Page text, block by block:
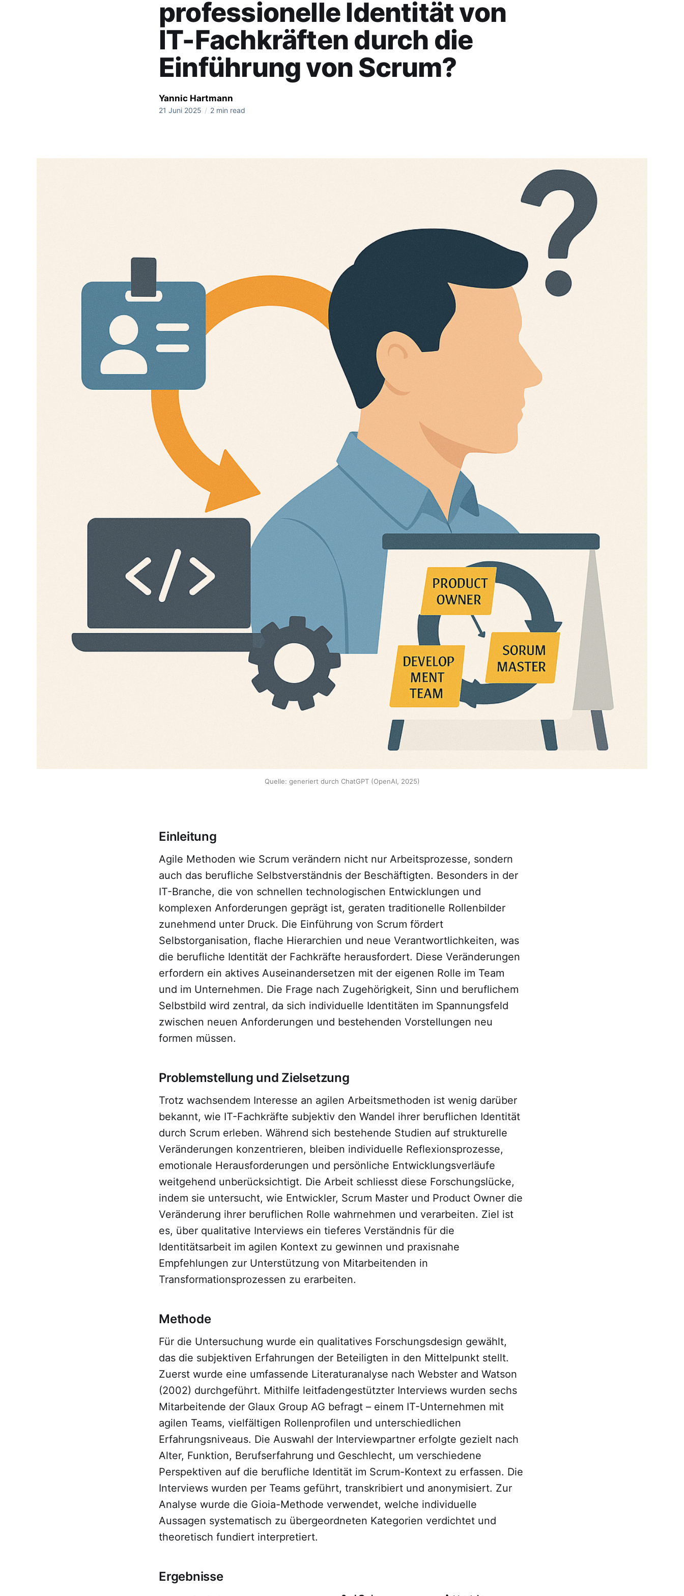
professionelle Identität von
IT-Fachkräften durch die
Einführung von Scrum?
Yannic Hartmann
21 Juni 2025 / 2 min read
Quelle: generiert durch ChatGPT (OpenAI, 2025)
Einleitung
Agile Methoden wie Scrum verändern nicht nur Arbeitsprozesse, sondern
auch das berufliche Selbstverständnis der Beschäftigten. Besonders in der
IT-Branche, die von schnellen technologischen Entwicklungen und
komplexen Anforderungen geprägt ist, geraten traditionelle Rollenbilder
zunehmend unter Druck. Die Einführung von Scrum fördert
Selbstorganisation, flache Hierarchien und neue Verantwortlichkeiten, was
die berufliche Identität der Fachkräfte herausfordert. Diese Veränderungen
erfordern ein aktives Auseinandersetzen mit der eigenen Rolle im Team
und im Unternehmen. Die Frage nach Zugehörigkeit, Sinn und beruflichem
Selbstbild wird zentral, da sich individuelle Identitäten im Spannungsfeld
zwischen neuen Anforderungen und bestehenden Vorstellungen neu
formen müssen.
Problemstellung und Zielsetzung
Trotz wachsendem Interesse an agilen Arbeitsmethoden ist wenig darüber
bekannt, wie IT-Fachkräfte subjektiv den Wandel ihrer beruflichen Identität
durch Scrum erleben. Während sich bestehende Studien auf strukturelle
Veränderungen konzentrieren, bleiben individuelle Reflexionsprozesse,
emotionale Herausforderungen und persönliche Entwicklungsverläufe
weitgehend unberücksichtigt. Die Arbeit schliesst diese Forschungslücke,
indem sie untersucht, wie Entwickler, Scrum Master und Product Owner die
Veränderung ihrer beruflichen Rolle wahrnehmen und verarbeiten. Ziel ist
es, über qualitative Interviews ein tieferes Verständnis für die
Identitätsarbeit im agilen Kontext zu gewinnen und praxisnahe
Empfehlungen zur Unterstützung von Mitarbeitenden in
Transformationsprozessen zu erarbeiten.
Methode
Für die Untersuchung wurde ein qualitatives Forschungsdesign gewählt,
das die subjektiven Erfahrungen der Beteiligten in den Mittelpunkt stellt.
Zuerst wurde eine umfassende Literaturanalyse nach Webster and Watson
(2002) durchgeführt. Mithilfe leitfadengestützter Interviews wurden sechs
Mitarbeitende der Glaux Group AG befragt – einem IT-Unternehmen mit
agilen Teams, vielfältigen Rollenprofilen und unterschiedlichen
Erfahrungsniveaus. Die Auswahl der Interviewpartner erfolgte gezielt nach
Alter, Funktion, Berufserfahrung und Geschlecht, um verschiedene
Perspektiven auf die berufliche Identität im Scrum-Kontext zu erfassen. Die
Interviews wurden per Teams geführt, transkribiert und anonymisiert. Zur
Analyse wurde die Gioia-Methode verwendet, welche individuelle
Aussagen systematisch zu übergeordneten Kategorien verdichtet und
theoretisch fundiert interpretiert.
Ergebnisse